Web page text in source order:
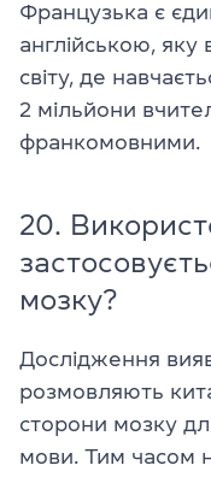
Французька є
англійською, яку
світу, де
2 мільйони
франкомовними.
20.
мозку?
Дослідження
розмовляють
сторони мозку
мови. Тим часом